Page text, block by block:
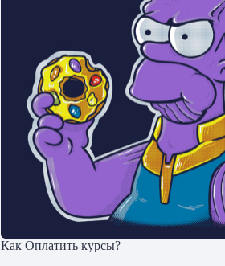
Как Оплатить курсы?